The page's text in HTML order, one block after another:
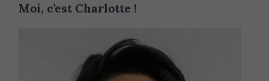
t
Moi, c’est Charlotte !